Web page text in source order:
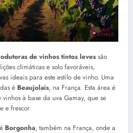
de vinhos tintos leves são
climáticas e solo favoráveis,
ideais para este estilo de vinho. Uma
é Beaujolais, na França. Esta área é
à base da uva Gamay, que se
e frescor.
Borgonha, também na França, onde a